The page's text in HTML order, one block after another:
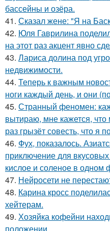
бассейны и озёра.
41. Сказал жене: "Я на
42. Юля Гаврилина
на этот раз акцент явно
43. Лариса долина под
недвижимости.
44. Теперь к важным
ноги каждый день, и они
45. Странный феномен:
вытираю, мне кажется, что
раз грызёт совесть, что я
46. Фух, показалось.
приключение для
кислое и соленое в одном
47. Нейросети не
48. Карина кросс
хейтерам.
49. Хозяйка кофейни